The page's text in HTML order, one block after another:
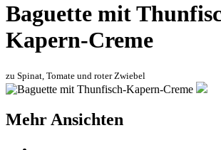
Baguette mit
Kapern-Creme
zu Spinat, Tomate und roter Zwiebel
Mehr Ansichten